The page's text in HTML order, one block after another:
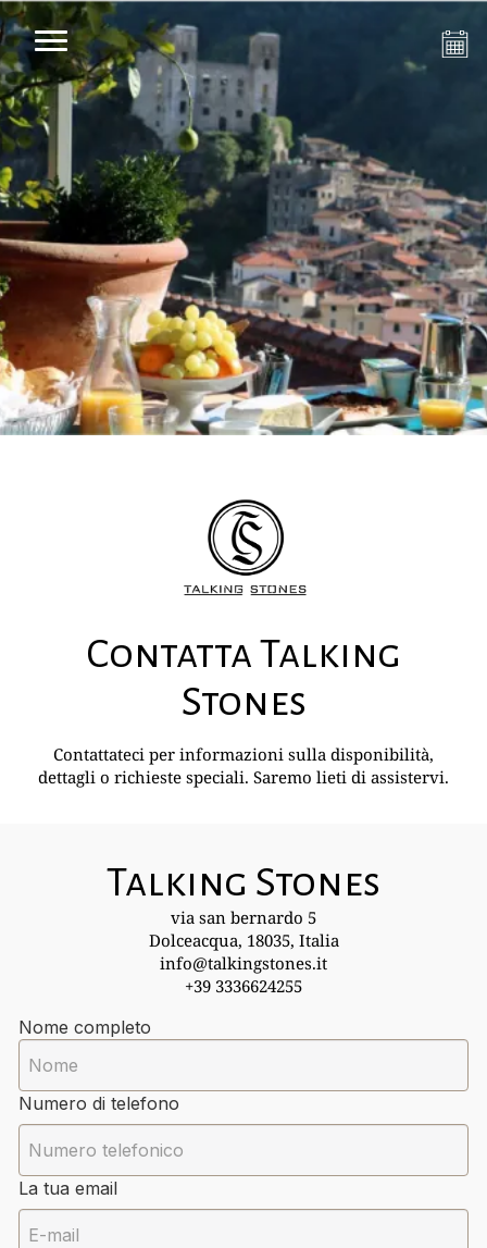
Contatta Talking
Stones
Contattateci per informazioni sulla disponibilità,
dettagli o richieste speciali. Saremo lieti di assistervi.
Talking Stones
via san bernardo 5
Dolceacqua, 18035, Italia
info@talkingstones.it
+39 3336624255
Nome completo
Numero di telefono
La tua email